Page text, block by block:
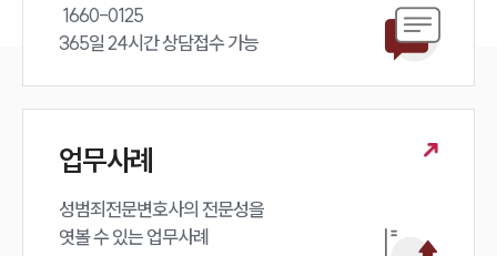
365일 24시간 상담접수 가능
업무사례
성범죄전문변호사의 전문성을
엿볼 수 있는 업무사례